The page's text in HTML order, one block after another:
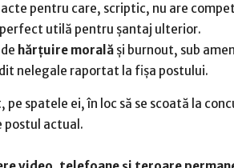
pentru care, scriptic, nu are
utilă pentru șantaj ulterior.
hărțuire morală și burnout, sub
nelegale raportat la fișa postului.
spatele ei, în loc să se scoată la
postul actual.